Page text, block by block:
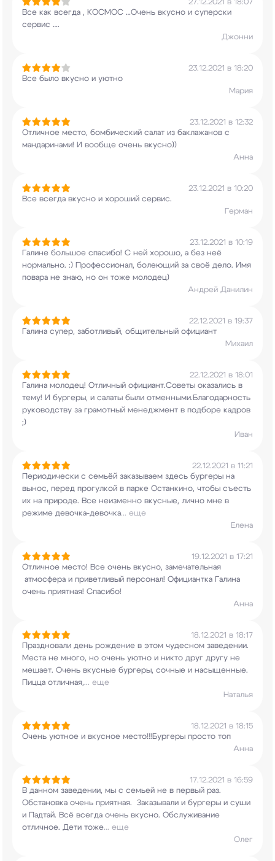
27.12.2021 в 18:07
Все как всегда , КОСМОС …Очень вкусно и суперски
сервис ….
Джонни
23.12.2021 в 18:20
Все было вкусно и уютно
Мария
23.12.2021 в 12:32
Отличное место, бомбический салат из баклажанов с
мандаринами! И вообще очень вкусно))
Анна
23.12.2021 в 10:20
Все всегда вкусно и хороший сервис.
Герман
23.12.2021 в 10:19
Галине большое спасибо! С ней хорошо, а без неё
нормально. :) Профессионал, болеющий за своё дело. Имя
повара не знаю, но он тоже молодец)
Андрей Данилин
22.12.2021 в 19:37
Галина супер, заботливый, общительный официант
Михаил
22.12.2021 в 18:01
Галина молодец! Отличный официант.Советы оказались в
тему! И бургеры, и салаты были отменными.Благодарность
руководству за грамотный менеджмент в подборе кадров
;)
Иван
22.12.2021 в 11:21
Периодически с семьёй заказываем здесь бургеры на
вынос, перед прогулкой в парке Останкино, чтобы съесть
их на природе. Все неизменно вкусные, лично мне в
режиме девочка-девочка... еще
Елена
19.12.2021 в 17:21
Отличное место! Все очень вкусно, замечательная
атмосфера и приветливый персонал! Официантка Галина
очень приятная! Спасибо!
Анна
18.12.2021 в 18:17
Праздновали день рождение в этом чудесном заведении.
Места не много, но очень уютно и никто друг другу не
мешает. Очень вкусные бургеры, сочные и насыщенные.
Пицца отличная,... еще
Наталья
18.12.2021 в 18:15
Очень уютное и вкусное место!!!Бургеры просто топ
Анна
17.12.2021 в 16:59
В данном заведении, мы с семьей не в первый раз.
Обстановка очень приятная. Заказывали и бургеры и суши
и Падтай. Всё всегда очень вкусно. Обслуживание
отличное. Дети тоже... еще
Олег